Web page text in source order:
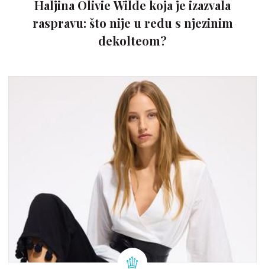
Haljina Olivie Wilde koja je izazvala
raspravu: što nije u redu s njezinim
dekolteom?